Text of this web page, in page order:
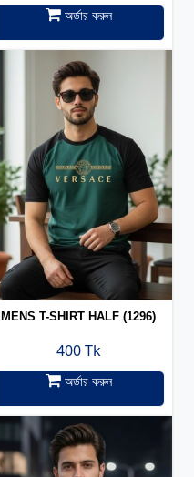
অর্ডার করুন
MENS T-SHIRT HALF (1296)
400 Tk
অর্ডার করুন